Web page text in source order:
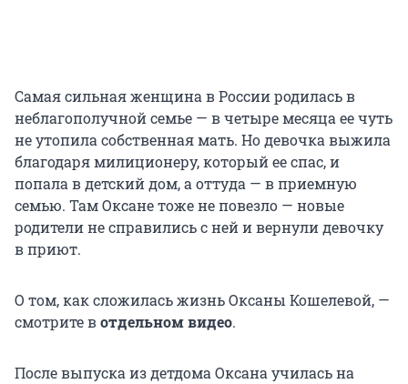
Самая сильная женщина в России родилась в
неблагополучной семье — в четыре месяца ее чуть
не утопила собственная мать. Но девочка выжила
благодаря милиционеру, который ее спас, и
попала в детский дом, а оттуда — в приемную
семью. Там Оксане тоже не повезло — новые
родители не справились с ней и вернули девочку
в приют.
О том, как сложилась жизнь Оксаны Кошелевой, —
смотрите вотдельном видео.
После выпуска из детдома Оксана училась на